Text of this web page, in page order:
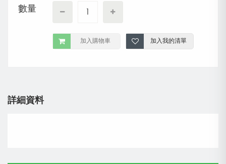
數量
加入購物車 加入我的清單
詳細資料